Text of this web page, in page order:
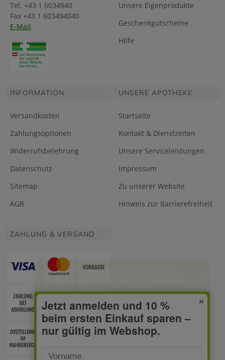
Tel. +43 1 6034940
Fax +43 1 603494040
E-Mail
Unsere Eigenprodukte
Geschenkgutscheine
Hilfe
INFORMATION
Versandkosten
Zahlungsoptionen
Widerrufsbelehrung
Datenschutz
Sitemap
AGB
UNSERE APOTHEKE
Startseite
Kontakt & Dienstzeiten
Unsere Serviceleistungen
Impressum
Zu unserer Website
Hinweis zur Barrierefreiheit
ZAHLUNG & VERSAND
Jetzt anmelden und 10 % beim ersten
Einkauf sparen – nur gültig im Webshop.